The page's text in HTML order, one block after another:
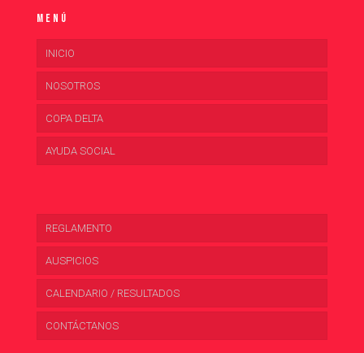
Menú
INICIO
NOSOTROS
COPA DELTA
AYUDA SOCIAL
REGLAMENTO
AUSPICIOS
CALENDARIO / RESULTADOS
CONTÁCTANOS